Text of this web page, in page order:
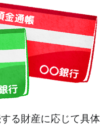
る財産に応じて具体